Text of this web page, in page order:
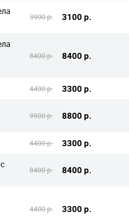
3900 р. 3100 р.
8400 р. 8400 р.
4400 р. 3300 р.
9900 р. 8800 р.
4400 р. 3300 р.
8400 р. 8400 р.
4400 р. 3300 р.